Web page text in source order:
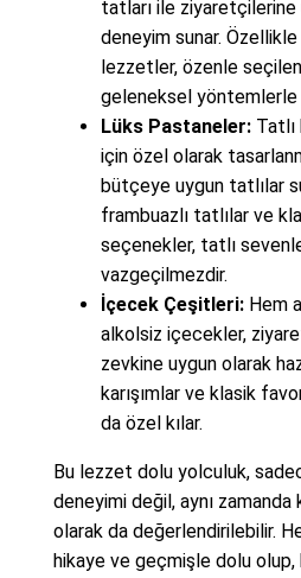
tatları ile
deneyim sunar.
lezzetler, özenle
geleneksel yöntemlerle
Lüks Pastaneler:Tatlı
için özel olarak
bütçeye uygun tatlılar
frambuazlı tatlılar ve
seçenekler, tatlı
vazgeçilmezdir.
İçecek Çeşitleri:Hem
alkolsiz içecekler,
zevkine uygun olarak
karışımlar ve klasik
da özel kılar.
Bu lezzet dolu yolculuk,
deneyimi değil, aynı
olarak da değerlendirilebilir.
hikaye ve geçmişle dolu olup,